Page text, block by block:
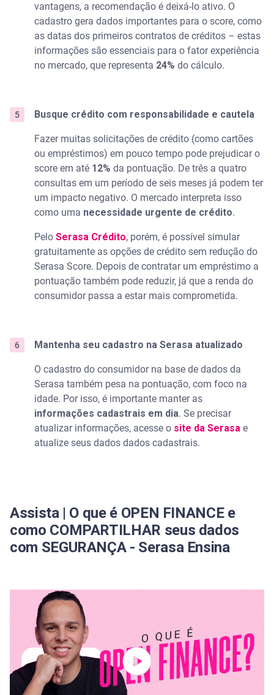
vantagens, a recomendação é deixá-lo ativo. O
cadastro gera dados importantes para o score, como
as datas dos primeiros contratos de créditos – estas
informações são essenciais para o fator experiência
no mercado, que representa 24% do cálculo.
Busque crédito com responsabilidade e cautela
Fazer muitas solicitações de crédito (como cartões
ou empréstimos) em pouco tempo pode prejudicar o
score em até 12% da pontuação. De três a quatro
consultas em um período de seis meses já podem ter
um impacto negativo. O mercado interpreta isso
como uma necessidade urgente de crédito.
Pelo Serasa Crédito, porém, é possível simular
gratuitamente as opções de crédito sem redução do
Serasa Score. Depois de contratar um empréstimo a
pontuação também pode reduzir, já que a renda do
consumidor passa a estar mais comprometida.
Mantenha seu cadastro na Serasa atualizado
O cadastro do consumidor na base de dados da
Serasa também pesa na pontuação, com foco na
idade. Por isso, é importante manter as
informações cadastrais em dia. Se precisar
atualizar informações, acesse o site da Serasa e
atualize seus dados dados cadastrais.
Assista | O que é OPEN FINANCE e
como COMPARTILHAR seus dados
com SEGURANÇA - Serasa Ensina